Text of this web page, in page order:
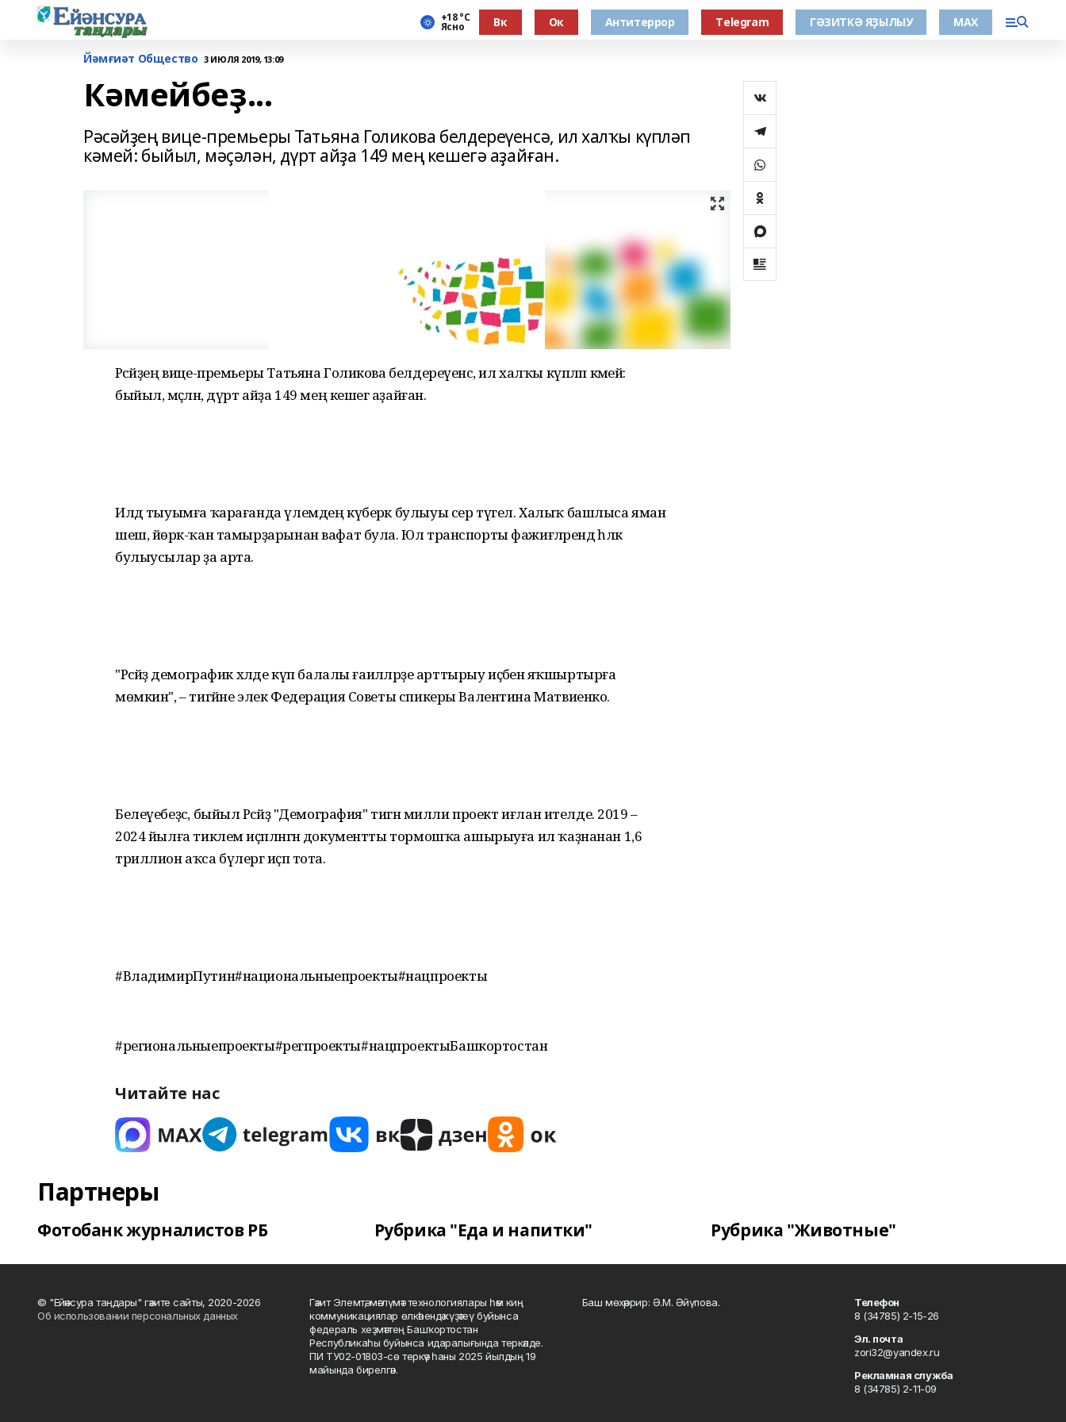
+18 °С
Ясно Вк Ок Антитеррор Тelegram ГӘЗИТКӘ ЯҘЫЛЫУ МАХ
Йәмғиәт Общество 3 ИЮЛЯ 2019, 13:09
Кәмейбеҙ...
Рәсәйҙең вице-премьеры Татьяна Голикова белдереүенсә, ил халҡы күпләп
кәмей: быйыл, мәҫәлән, дүрт айҙа 149 мең кешегә аҙайған.
Рәсәйҙең вице-премьеры Татьяна Голикова белдереүенсә, ил халҡы күпләп кәмей:
быйыл, мәҫәлән, дүрт айҙа 149 мең кешегә аҙайған.
Илдә тыуымға ҡарағанда үлемдең күберәк булыуы сер түгел. Халыҡ башлыса яман
шеш, йөрәк-ҡан тамырҙарынан вафат була. Юл транспорты фажиғәләрендә һәләк
булыусылар ҙа арта.
"Рәсәйҙә демографик хәлде күп балалы ғаиләләрҙе арттырыу иҫәбенә яҡшыртырға
мөмкин", – тигәйне элек Федерация Советы спикеры Валентина Матвиенко.
Белеүебеҙсә, быйыл Рәсәйҙә "Демография" тигән милли проект иғлан ителде. 2019 –
2024 йылға тиклем иҫәпләнгән документты тормошҡа ашырыуға ил ҡаҙнанан 1,6
триллион аҡса бүлергә иҫәп тота.
#ВладимирПутин#национальныепроекты#нацпроекты
#региональныепроекты#регпроекты#нацпроектыБашкортостан
Читайте нас
Партнеры
Фотобанк журналистов РБ Рубрика "Еда и напитки" Рубрика "Животные"
© "Ейәнсура таңдары" гәзите сайты, 2020-2026
Об использовании персональных данных
Гәзит Элемтә, мәғлүмәт технологиялары һәм киң
коммуникациялар өлкәһендә күҙәтеү буйынса
федераль хеҙмәттең Башҡортостан
Республикаһы буйынса идаралығында теркәлде.
ПИ ТУ02-01803-сө теркәү һаны 2025 йылдың 19
майында бирелгән.
Баш мөхәррир: Ә.М. Әйүпова.
Телефон
8 (34785) 2-15-26
Эл. почта
zori32@yandex.ru
Рекламная служба
8 (34785) 2-11-09